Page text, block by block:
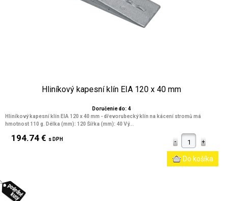
Hliníkový kapesní klín EIA 120 x 40 mm
Doručenie do: 4
Hliníkový kapesní klín EIA 120 x 40 mm - dřevorubecký klín na kácení stromů má
hmotnost 110 g. Délka (mm): 120 Šířka (mm): 40 Vý...
194.74 € s DPH